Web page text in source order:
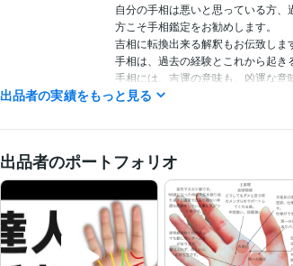
自分の手相は悪いと思っている方
方こそ手相鑑定をお勧めします。
吉相に転換出来る解釈もお伝致しま
手相は、過去の経験とこれから起き
手相には、吉運の意味も、凶運な意
自分の事を一番知らないのは自分自
自分は短気、気長である事も、人
何をやっても空回りする時こそ手
経験職種 不動産 / 不動産企画・不動産開発
建築・土木・施工管理 / 建設コンサ
出品者の実績をもっと見る
出品者のポートフォリオ